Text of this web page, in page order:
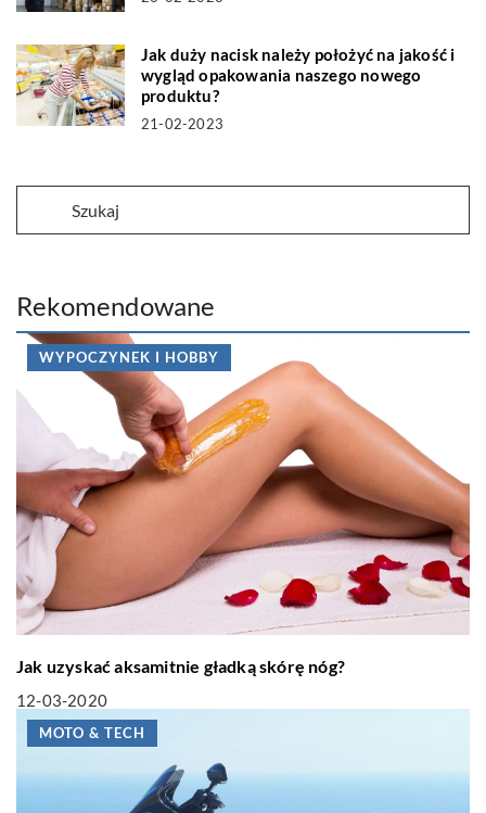
Jak duży nacisk należy położyć na jakość i
wygląd opakowania naszego nowego
produktu?
21-02-2023
Rekomendowane
WYPOCZYNEK I HOBBY
Jak uzyskać aksamitnie gładką skórę nóg?
12-03-2020
MOTO & TECH